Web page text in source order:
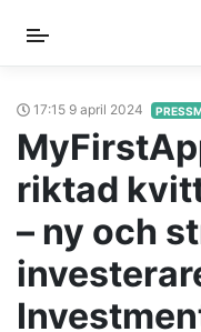
17:15 9 april 2024
riktad
– ny och